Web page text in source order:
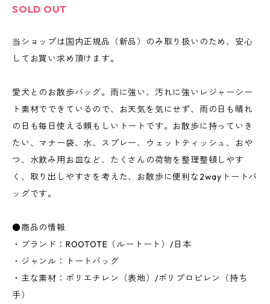
SOLD OUT
当ショップは国内正規品（新品）のみ取り扱いのため、安心
してお買い求め頂けます。
愛犬とのお散歩バッグ。雨に強い、汚れに強いレジャーシー
ト素材でできているので、お天気を気にせず、雨の日も晴れ
の日も毎日使える頼もしいトートです。お散歩に持っていき
たい、マナー袋、水、スプレー、ウェットティッシュ、おや
つ、水飲み用お皿など、たくさんの荷物を整理整頓しやす
く、取り出しやすさを考えた、お散歩に便利な2wayトートバ
ッグです。
●商品の情報
・ブランド：ROOTOTE（ルートート）/日本
・ジャンル：トートバッグ
・主な素材：ポリエチレン（表地）/ポリプロピレン（持ち
手）